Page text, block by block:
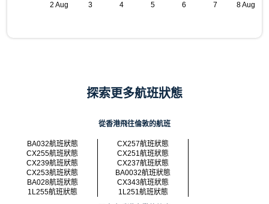
2 Aug 3 4 5 6 7 8 Aug
探索更多航班狀態
從香港飛往倫敦的航班
BA032航班狀態
CX257航班狀態
CX255航班狀態
CX251航班狀態
CX239航班狀態
CX237航班狀態
CX253航班狀態
BA0032航班狀態
BA028航班狀態
CX343航班狀態
1L255航班狀態
1L251航班狀態